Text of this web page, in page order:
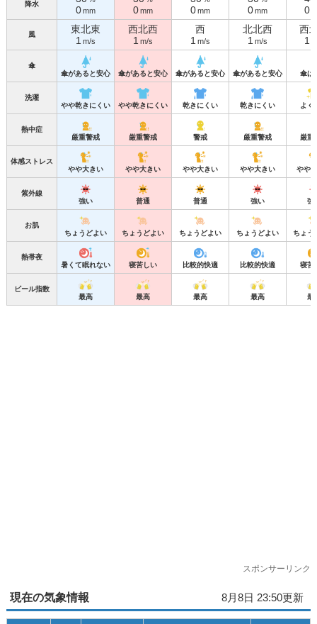
降水
0mm 0mm 0mm 0mm 0
風
東北東
1 m/s
西北西
1 m/s
西
1 m/s
北北西
1 m/s
西
1
傘
傘があると安心
傘があると安心 傘があると安心 傘があると安心 傘は
洗濯
やや乾きにくい
やや乾きにくい 乾きにくい 乾きにくい よく
熱中症
厳重警戒
厳重警戒 警戒 厳重警戒 厳重
体感ストレス
やや大きい
やや大きい やや大きい やや大きい やや
紫外線
強い
普通 普通 強い 強
お肌
ちょうどよい
ちょうどよい ちょうどよい ちょうどよい ちょう
熱帯夜
暑くて眠れない
寝苦しい 比較的快適 比較的快適 寝苦
ビール指数
最高
最高 最高 最高 最
スポンサーリンク
現在の気象情報 8月8日 23:50更新